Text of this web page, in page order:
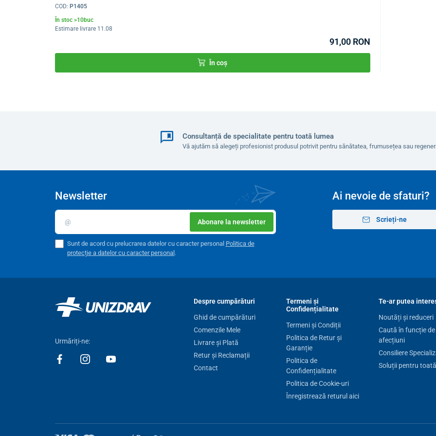
Filtrul galben este o parte standard a biolampii de tratament MediLight.
Utilizarea terapiei prin culoare:
Înainte de a utiliza biolampa MediLight pentru prima dată, vă rugăm să citiți cu atenție instrucțiunile de
utilizare și să vă familiarizați cu caracteristicile dispozitivului și cu modul de utilizare.
Cea mai eficientă este combinația de terapie cu lumină polarizată (5-10 min) urmată de terapia prin culoare
combinațiide terapie cu lumină polarizată cu terapiaprin culoare de 1-2 ori pe zi (de preferință dimineața și
seara).
COD: P1405
În stoc >10buc
Estimare livrare 11.08
91,00 RON
În coș
Consultanță de specialitate pentru toată lumea
Vă ajutăm să alegeți profesionist produsul potrivit pentru sănătatea, frumusețea sau
Ai nevoie de sfaturi?
Scrieți-ne
Newsletter
Abonare la newsletter
Sunt de acord cu prelucrarea datelor cu caracter personal Politica de
protecție a datelor cu caracter personal .
Urmăriți-ne:
Despre cumpărături
Ghid de cumpărături
Comenzile Mele
Livrare și Plată
Retur și Reclamații
Contact
Termeni și
Confidențialitate
Termeni și Condiții
Politica de Retur și
Garanție
Politica de
Confidențialitate
Politica de Cookie-uri
Înregistrează returul aici
Te-ar putea
Noutăți și reduceri
Caută în funcție de
afecțiuni
Consiliere
Soluții pentru